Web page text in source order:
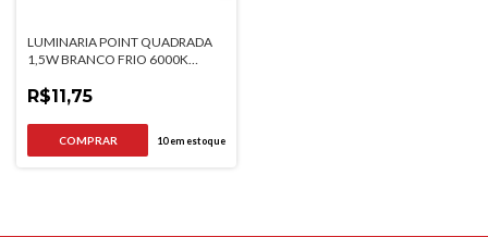
LUMINARIA POINT QUADRADA
1,5W BRANCO FRIO 6000K
R$11,75
10em estoque